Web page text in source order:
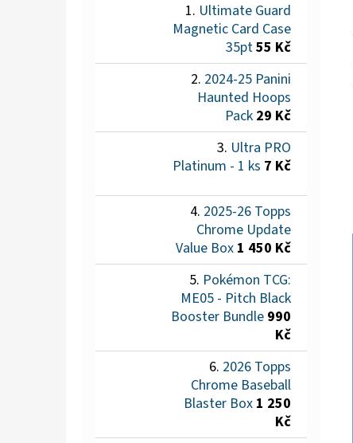
Ultimate Guard
Magnetic Card Case
35pt55 Kč
2024-25 Panini
Haunted Hoops
Pack 29 Kč
Ultra PRO
Platinum - 1 ks 7 Kč
2025-26 Topps
Chrome Update
Value Box 1 450 Kč
Pokémon TCG:
ME05 - Pitch Black
Booster Bundle 990
Kč
2026 Topps
Chrome Baseball
Blaster Box 1 250
Kč